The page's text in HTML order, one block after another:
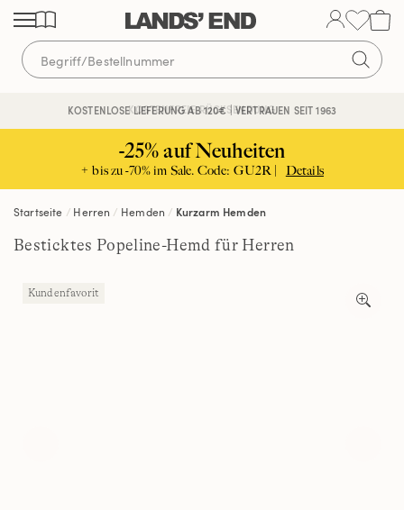
Direkt
zum
Inhalt
Direkt
zur
Navigation
Direkt
zur
Suche
KOSTENLOSE LIEFERUNG AB 120€ | VERTRAUEN SEIT 1963
KOSTENFREIE RÜCKSENDUNG
-25% auf Neuheiten
+ bis zu -70% im Sale. Code: GU2R | Details
Startseite Herren Hemden Kurzarm Hemden
Besticktes Popeline-Hemd für Herren